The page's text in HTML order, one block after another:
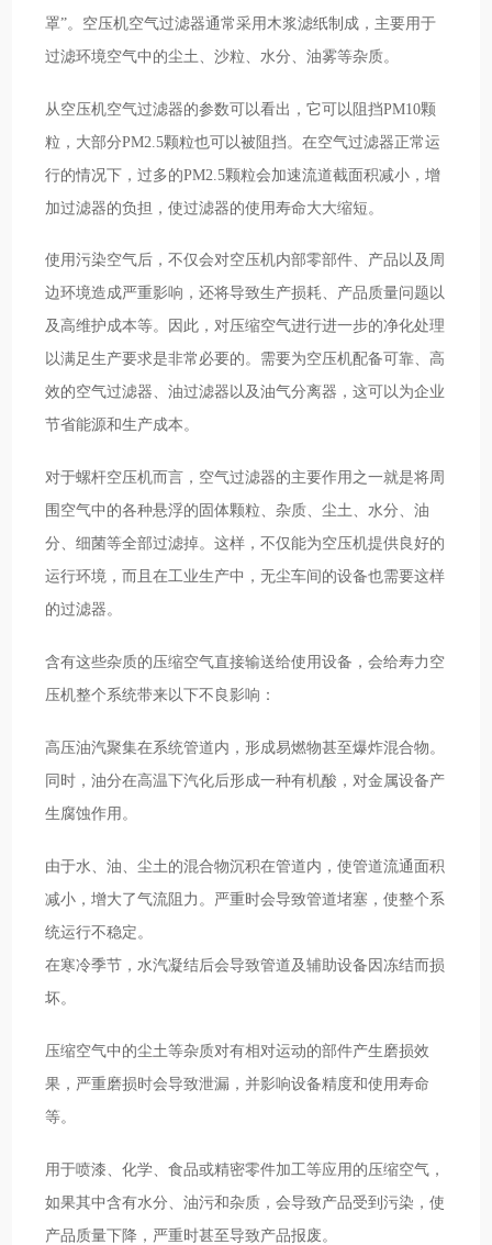
罩”。空压机空气过滤器通常采用木浆滤纸制成，主要用于
过滤环境空气中的尘土、沙粒、水分、油雾等杂质。
从空压机空气过滤器的参数可以看出，它可以阻挡PM10颗
粒，大部分PM2.5颗粒也可以被阻挡。在空气过滤器正常运
行的情况下，过多的PM2.5颗粒会加速流道截面积减小，增
加过滤器的负担，使过滤器的使用寿命大大缩短。
使用污染空气后，不仅会对空压机内部零部件、产品以及周
边环境造成严重影响，还将导致生产损耗、产品质量问题以
及高维护成本等。因此，对压缩空气进行进一步的净化处理
以满足生产要求是非常必要的。需要为空压机配备可靠、高
效的空气过滤器、油过滤器以及油气分离器，这可以为企业
节省能源和生产成本。
对于螺杆空压机而言，空气过滤器的主要作用之一就是将周
围空气中的各种悬浮的固体颗粒、杂质、尘土、水分、油
分、细菌等全部过滤掉。这样，不仅能为空压机提供良好的
运行环境，而且在工业生产中，无尘车间的设备也需要这样
的过滤器。
含有这些杂质的压缩空气直接输送给使用设备，会给寿力空
压机整个系统带来以下不良影响：
高压油汽聚集在系统管道内，形成易燃物甚至爆炸混合物。
同时，油分在高温下汽化后形成一种有机酸，对金属设备产
生腐蚀作用。
由于水、油、尘土的混合物沉积在管道内，使管道流通面积
减小，增大了气流阻力。严重时会导致管道堵塞，使整个系
统运行不稳定。
在寒冷季节，水汽凝结后会导致管道及辅助设备因冻结而损
坏。
压缩空气中的尘土等杂质对有相对运动的部件产生磨损效
果，严重磨损时会导致泄漏，并影响设备精度和使用寿命
等。
用于喷漆、化学、食品或精密零件加工等应用的压缩空气，
如果其中含有水分、油污和杂质，会导致产品受到污染，使
产品质量下降，严重时甚至导致产品报废。